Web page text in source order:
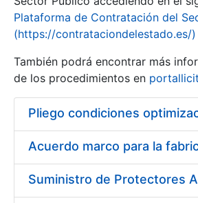
Plataforma de Contratación del
(https://contrataciondelestado.es/)
También podrá encontrar más
de los procedimientos en